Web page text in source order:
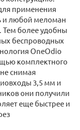
применения
и любой меломан
более удобны
беспроводных
OneOdio
комплектного
снимая
3,5 мм и
они получили
еще быстрее и